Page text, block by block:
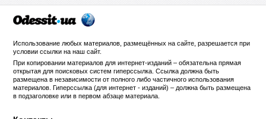
Использование любых материалов, размещённых на сайте, разрешается при
условии ссылки нанаш сайт.
При копировании материалов для интернет-изданий – обязательна прямая
открытая для поисковых систем гиперссылка. Ссылка должна быть
размещена в независимости от полного либо частичного использования
материалов. Гиперссылка (для интернет - изданий) – должна быть размещена
в подзаголовке или в первом абзаце материала.